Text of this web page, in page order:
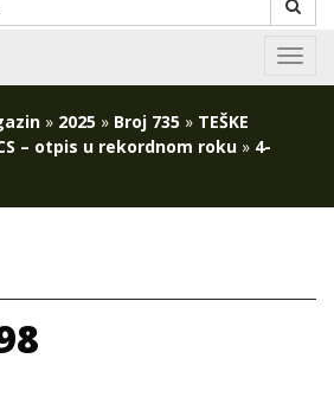
» 2025 » Broj 735 » TEŠKE
– otpis u rekordnom roku » 4-